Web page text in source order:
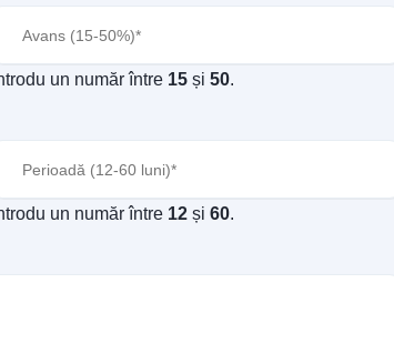
un număr între 15 și50.
un număr între 12 și60.